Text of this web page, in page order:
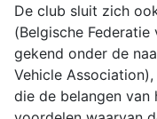
De club sluit zich
(Belgische
gekend onder de
Vehicle
die de belangen van